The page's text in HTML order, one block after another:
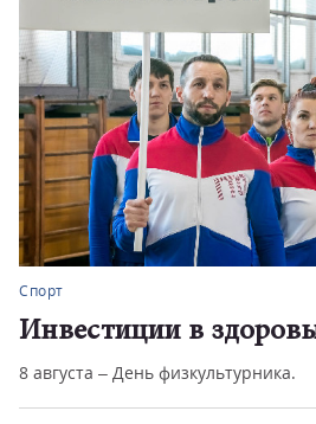
Спорт
Инвестиции в
8 августа – День физкультурника.